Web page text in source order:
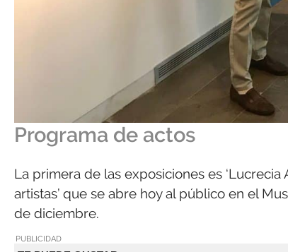
Programa de actos
La primera de las exposiciones es
artistas’ que se abre hoy al público en el
de diciembre.
PUBLICIDAD